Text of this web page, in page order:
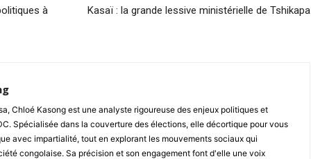
à
Kasaï : la grande lessive ministérielle de Tshikapa
Chloé Kasong est une analyste rigoureuse des enjeux politiques et
Spécialisée dans la couverture des élections, elle décortique pour vous
avec impartialité, tout en explorant les mouvements sociaux qui
congolaise. Sa précision et son engagement font d'elle une voix